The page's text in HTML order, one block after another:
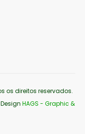
os direitos reservados.
Design HAGS - Graphic &